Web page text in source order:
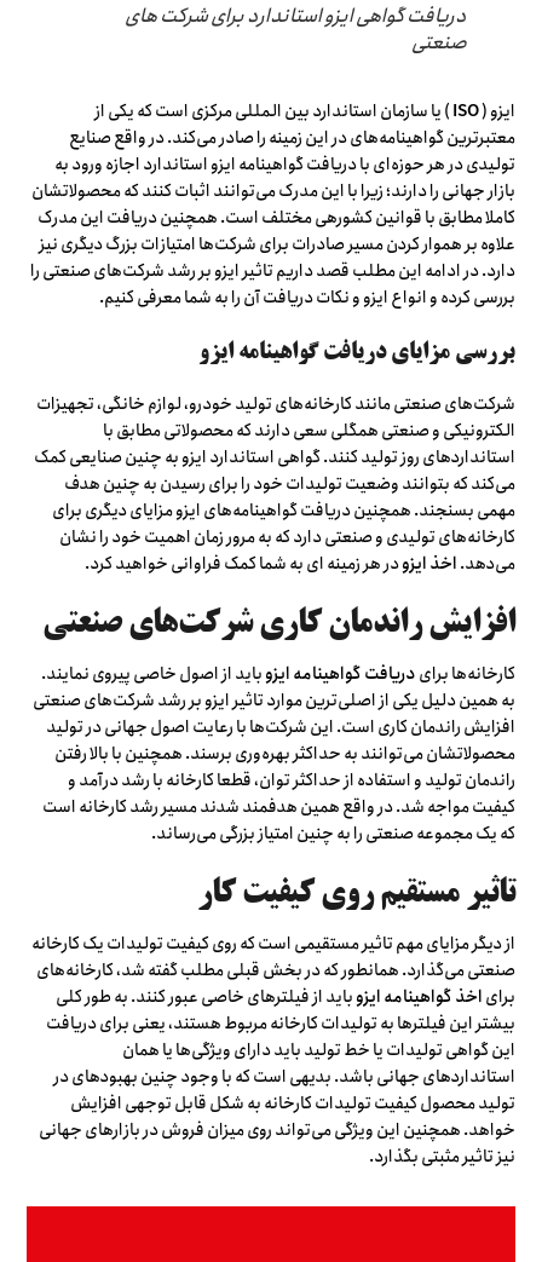
دریافت گواهی ایزو استاندارد برای شرکت های
صنعتی
ایزو (ISO) یا سازمان استاندارد بین المللی مرکزی است که یکی از
معتبرترین گواهینامه‌های در این زمینه را صادر می‌کند. در واقع صنایع
تولیدی در هر حوزه‌ای با دریافت گواهینامه ایزو استاندارد اجازه ورود به
بازار جهانی را دارند؛ زیرا با این مدرک می‌توانند اثبات کنند که محصولاتشان
کاملا مطابق با قوانین کشورهی مختلف است. همچنین دریافت این مدرک
علاوه بر هموار کردن مسیر صادرات برای شرکت‌ها امتیازات بزرگ دیگری نیز
دارد. در ادامه این مطلب قصد داریم تاثیر ایزو بر رشد شرکت‌های صنعتی را
بررسی کرده و انواع ایزو و نکات دریافت آن را به شما معرفی کنیم.
بررسی مزایای دریافت گواهینامه ایزو
شرکت‌های صنعتی مانند کارخانه‌های تولید خودرو، لوازم خانگی، تجهیزات
الکترونیکی و صنعتی همگلی سعی دارند که محصولاتی مطابق با
استانداردهای روز تولید کنند. گواهی استاندارد ایزو به چنین صنایعی کمک
می‌کند که بتوانند وضعیت تولیدات خود را برای رسیدن به چنین هدف
مهمی بسنجند. همچنین دریافت گواهینامه‌های ایزو مزایای دیگری برای
کارخانه‌های تولیدی و صنعتی دارد که به مرور زمان اهمیت خود را نشان
می‌دهد.اخذ ایزودر هر زمینه ای به شما کمک فراوانی خواهید کرد.
افزایش راندمان کاری شرکت‌های صنعتی
کارخانه‌ها برایدریافت گواهینامه ایزوباید از اصول خاصی پیروی نمایند.
به همین دلیل یکی از اصلی‌ترین موارد تاثیر ایزو بر رشد شرکت‌های صنعتی
افزایش راندمان کاری است. این شرکت‌ها با رعایت اصول جهانی در تولید
محصولاتشان می‌توانند به حداکثر بهره‌وری برسند. همچنین با بالا رفتن
راندمان تولید و استفاده از حداکثر توان، قطعا کارخانه با رشد درآمد و
کیفیت مواجه شد. در واقع همین هدفمند شدند مسیر رشد کارخانه است
که یک مجموعه صنعتی را به چنین امتیاز بزرگی می‌رساند.
تاثیر مستقیم روی کیفیت کار
از دیگر مزایای مهم تاثیر مستقیمی است که روی کیفیت تولیدات یک کارخانه
صنعتی می‌گذارد. همانطور که در بخش قبلی مطلب گفته شد، کارخانه‌های
برایاخذ گواهینامه ایزوباید از فیلترهای خاصی عبور کنند. به طور کلی
بیشتر این فیلترها به تولیدات کارخانه مربوط هستند، یعنی برای دریافت
این گواهی تولیدات یا خط تولید باید دارای ویژگی‌ها یا همان
استانداردهای جهانی باشد. بدیهی است که با وجود چنین بهبودهای در
تولید محصول کیفیت تولیدات کارخانه به شکل قابل توجهی افزایش
خواهد. همچنین این ویژگی می‌تواند روی میزان فروش در بازارهای جهانی
نیز تاثیر مثبتی بگذارد.